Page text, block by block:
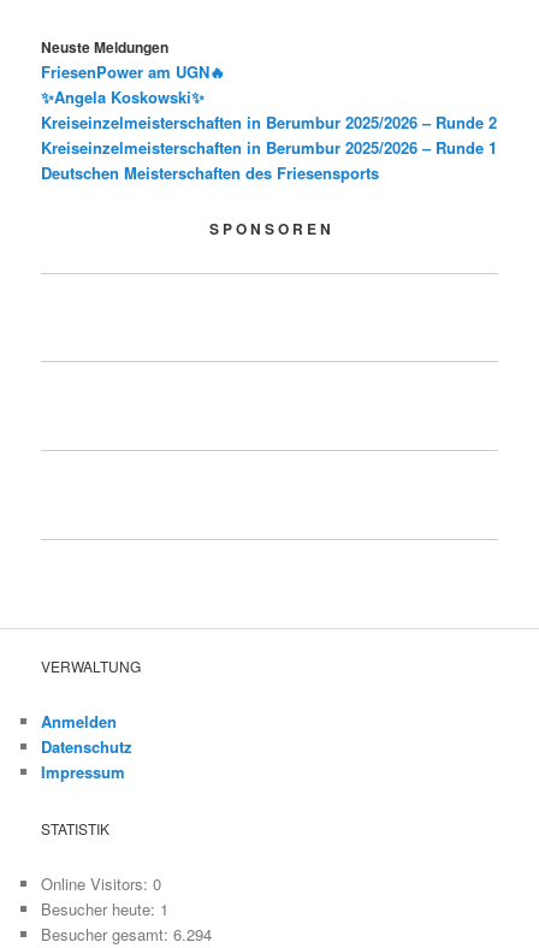
Neuste Meldungen
FriesenPower am UGN🔥
✨Angela Koskowski✨
Kreiseinzelmeisterschaften in Berumbur 2025/2026 – Runde 2
Kreiseinzelmeisterschaften in Berumbur 2025/2026 – Runde 1
Deutschen Meisterschaften des Friesensports
S P O N S O R E N
VERWALTUNG
Anmelden
Datenschutz
Impressum
STATISTIK
Online Visitors:0
Besucher heute: 1
Besucher gesamt:6.294